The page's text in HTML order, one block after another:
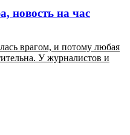
новость на час
врагом, и потому любая
У журналистов и